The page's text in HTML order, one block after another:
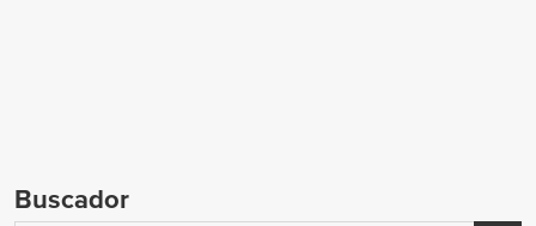
Buscador